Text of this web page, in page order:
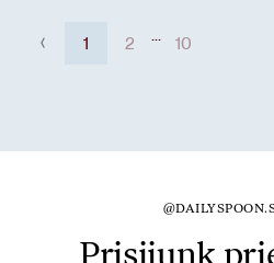
1 2 10